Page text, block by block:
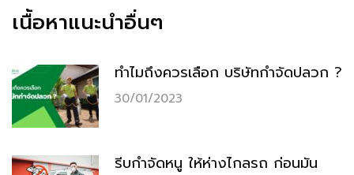
เนื้อหาแนะนำอื่นๆ
ทำไมถึงควรเลือก บริษัทกำจัดปลวก ?
30/01/2023
รีบกำจัดหนู ให้ห่างไกลรถ ก่อนมัน